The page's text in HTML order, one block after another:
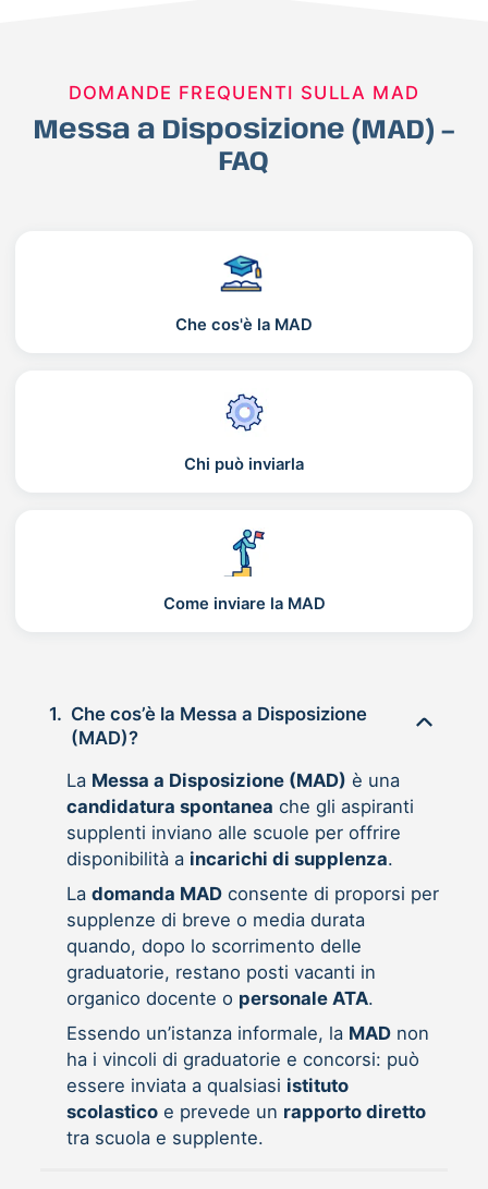
DOMANDE FREQUENTI SULLA MAD
Messa a Disposizione (MAD) –
FAQ
Che cos'è la MAD
Chi può inviarla
Come inviare la MAD
1. Che cos’è la Messa a Disposizione
(MAD)?
La Messa a Disposizione (MAD) è una
candidatura spontanea che gli aspiranti
supplenti inviano alle scuole per offrire
disponibilità a incarichi di supplenza.
La domanda MADconsente di proporsi per
supplenze di breve o media durata
quando, dopo lo scorrimento delle
graduatorie, restano posti vacanti in
organico docente o personale ATA.
Essendo un’istanza informale, la MADnon
ha i vincoli di graduatorie e concorsi: può
essere inviata a qualsiasi istituto
scolasticoe prevede un rapporto diretto
tra scuola e supplente.